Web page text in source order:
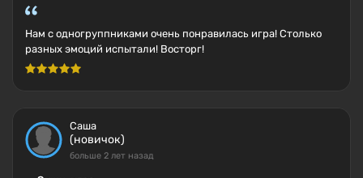
Нам с одногруппниками очень понравилась игра! Столько
разных эмоций испытали! Восторг!
Саша
(новичок)
больше 2 лет назад